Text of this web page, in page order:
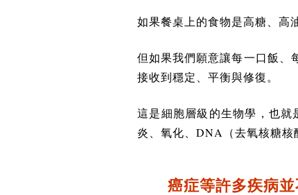
如果餐桌上的食物是高糖、高
但如果我們願意讓每一口飯、
接收到穩定、平衡與修復。
這是細胞層級的生物學，也
炎、氧化、 DNA （去氧核糖
癌症等許多疾病